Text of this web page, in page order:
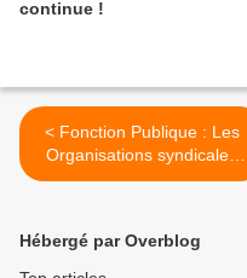
continue !
< Fonction Publique : Les
Organisations syndicales
contre le projet de Loi du
Hébergé par Overblog